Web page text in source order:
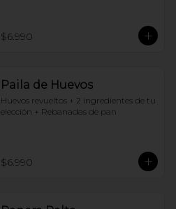
$6.990
Paila de Huevos
Huevos revueltos + 2 ingredientes de tu
elección + Rebanadas de pan
$6.990